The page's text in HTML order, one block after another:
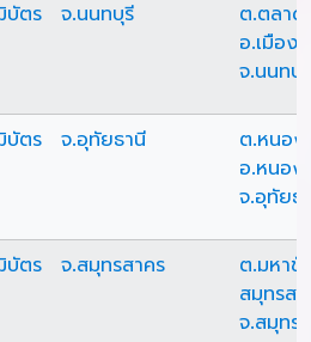
ตร จ.นนทบุรี
ต.ตลา
อ.เมือง
จ.นนทบุรี
ตร จ.อุทัยธานี
ต.หนอง
อ.หนอง
จ.อุทัยธ
ตร จ.สมุทรสาคร
ต.มหาชั
สมุทรสา
จ.สมุทร